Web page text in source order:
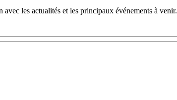
les actualités et les principaux événements à venir.